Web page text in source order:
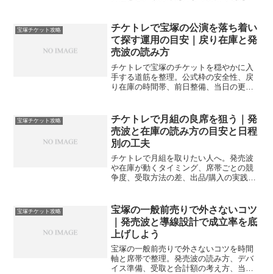
宝塚チケット攻略
チケトレで宝塚の公演を落ち着い
て探す運用の目安｜戻り在庫と発
売波の読み方
チケトレで宝塚のチケットを穏やかに入
手する道筋を整理。公式枠の安全性、戻
り在庫の時間帯、前日整備、当日の更新
宝塚チケット攻略
チケトレで月組の良席を狙う｜発
売波と在庫の読み方の目安と日程
別の工夫
チケトレで月組を取りたい人へ。発売波
や在庫が動くタイミング、席帯ごとの競
争度、受取方法の差、出品/購入の実践手
宝塚チケット攻略
宝塚の一般前売りで外さないコツ
｜発売波と導線設計で成立率を底
上げしよう
宝塚の一般前売りで外さないコツを時間
軸と席帯で整理。発売波の読み方、デバ
イス準備、受取と合計額の考え方、当日